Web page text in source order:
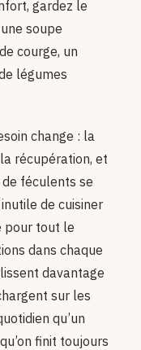
gardez le
soupe
courge, un
légumes
change : la
récupération, et
féculents se
de cuisiner
pour tout le
dans chaque
davantage
sur les
qu’un
finit toujours